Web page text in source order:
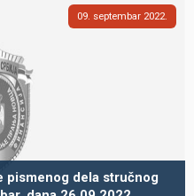
09 septembar 2022
pismenog dela stručnog